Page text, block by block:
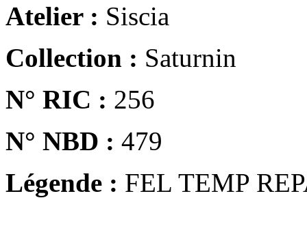
Atelier : Siscia
Collection : Saturnin
N° RIC : 256
N° NBD : 479
Légende : FEL TEMP